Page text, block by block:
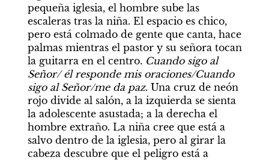
pequeña iglesia, el hombre sube las
escaleras tras la niña. El espacio es chico,
pero está colmado de gente que canta, hace
palmas mientras el pastor y su señora tocan
la guitarra en el centro. Cuando sigo al
Señor/ él responde mis oraciones/Cuando
sigo al Señor/me da paz. Una cruz de neón
rojo divide al salón, a la izquierda se sienta
la adolescente asustada; a la derecha el
hombre extraño. La niña cree que está a
salvo dentro de la iglesia, pero al girar la
cabeza descubre que el peligro está a